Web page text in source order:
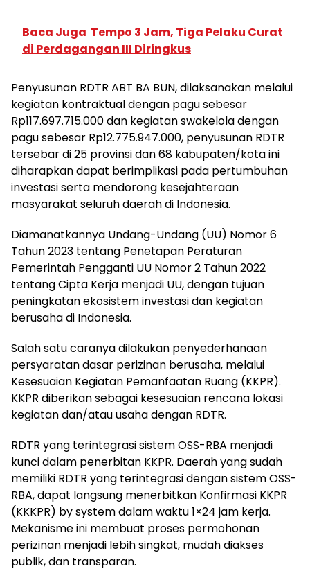
Baca Juga Tempo 3 Jam, Tiga Pelaku Curat
di Perdagangan III Diringkus
Penyusunan RDTR ABT BA BUN, dilaksanakan melalui
kegiatan kontraktual dengan pagu sebesar
Rp117.697.715.000 dan kegiatan swakelola dengan
pagu sebesar Rp12.775.947.000, penyusunan RDTR
tersebar di 25 provinsi dan 68 kabupaten/kota ini
diharapkan dapat berimplikasi pada pertumbuhan
investasi serta mendorong kesejahteraan
masyarakat seluruh daerah di Indonesia.
Diamanatkannya Undang-Undang (UU) Nomor 6
Tahun 2023 tentang Penetapan Peraturan
Pemerintah Pengganti UU Nomor 2 Tahun 2022
tentang Cipta Kerja menjadi UU, dengan tujuan
peningkatan ekosistem investasi dan kegiatan
berusaha di Indonesia.
Salah satu caranya dilakukan penyederhanaan
persyaratan dasar perizinan berusaha, melalui
Kesesuaian Kegiatan Pemanfaatan Ruang (KKPR).
KKPR diberikan sebagai kesesuaian rencana lokasi
kegiatan dan/atau usaha dengan RDTR.
RDTR yang terintegrasi sistem OSS-RBA menjadi
kunci dalam penerbitan KKPR. Daerah yang sudah
memiliki RDTR yang terintegrasi dengan sistem OSS-
RBA, dapat langsung menerbitkan Konfirmasi KKPR
(KKKPR) by system dalam waktu 1×24 jam kerja.
Mekanisme ini membuat proses permohonan
perizinan menjadi lebih singkat, mudah diakses
publik, dan transparan.